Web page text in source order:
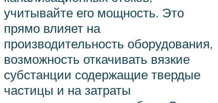
учитывайте его мощность. Это
прямо влияет на
производительность оборудования,
возможность откачивать вязкие
субстанции содержащие твердые
частицы и на затраты